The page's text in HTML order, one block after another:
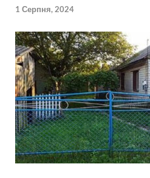
1 Серпня, 2024